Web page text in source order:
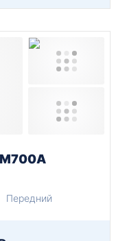
M700A
Передний